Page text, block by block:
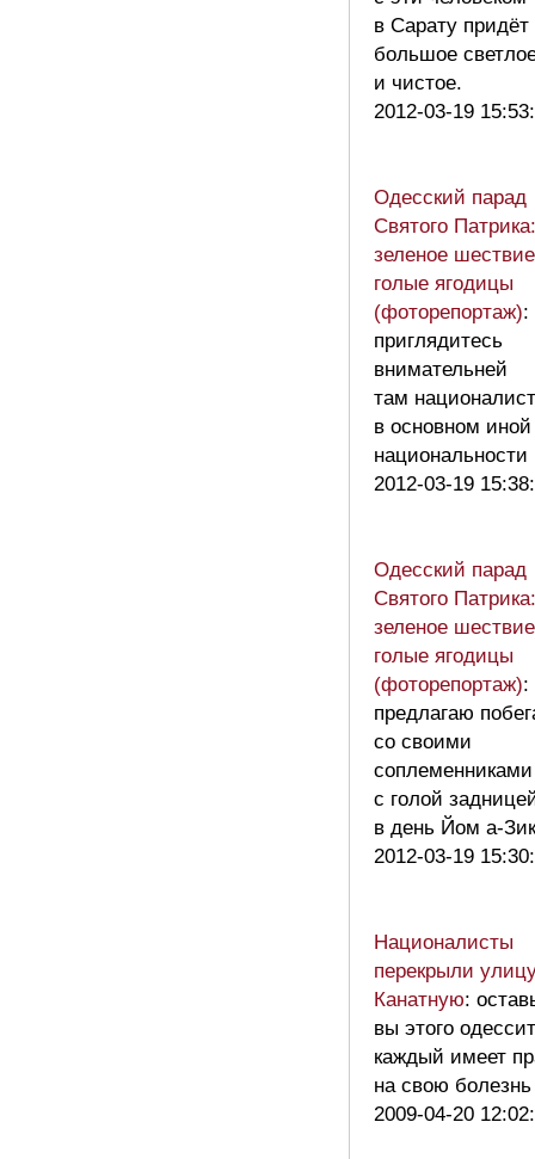
в Сарату придёт
большое
и чистое.
2012-03-19
Одесский парад
Святого Патрика:
зеленое
голые ягодицы
(фоторепортаж):
приглядитесь
внимательней
там
в основном иной
2012-03-19
Одесский парад
Святого Патрика:
зеленое
голые ягодицы
(фоторепортаж):
предлагаю
со своими
соплеменниками
с голой
в день Йом а-
2012-03-19
Националисты
перекрыли
Канатную:
вы этого
каждый имеет
на свою
2009-04-20